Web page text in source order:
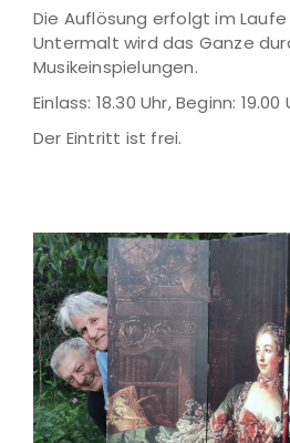
Die Auflösung erfolgt im
Untermalt wird das Ganze
Musikeinspielungen.
Einlass: 18.30 Uhr, Beginn: 19.00
Der Eintritt ist frei.